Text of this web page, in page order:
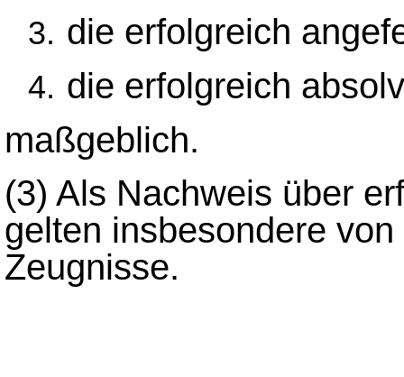
die erfolgreich
die erfolgreich
maßgeblich.
(3) Als Nachweis über
gelten insbesondere
Zeugnisse.